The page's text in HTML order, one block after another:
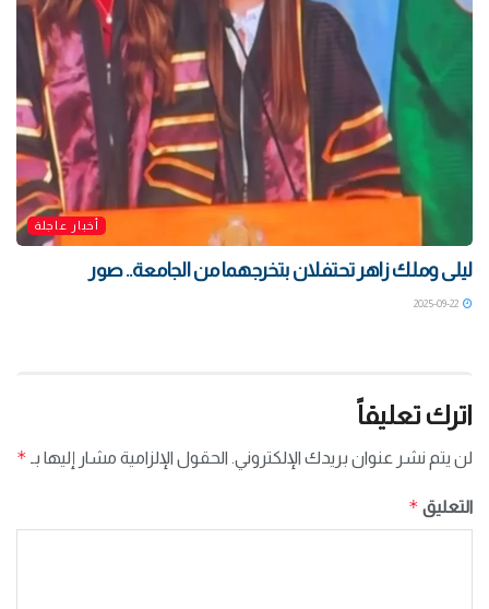
أخبار عاجلة
ليلى وملك زاهر تحتفلان بتخرجهما من الجامعة.. صور
2025-09-22
اترك تعليقاً
لن يتم نشر عنوان بريدك الإلكتروني. الحقول الإلزامية مشار إليها بـ*
التعليق*